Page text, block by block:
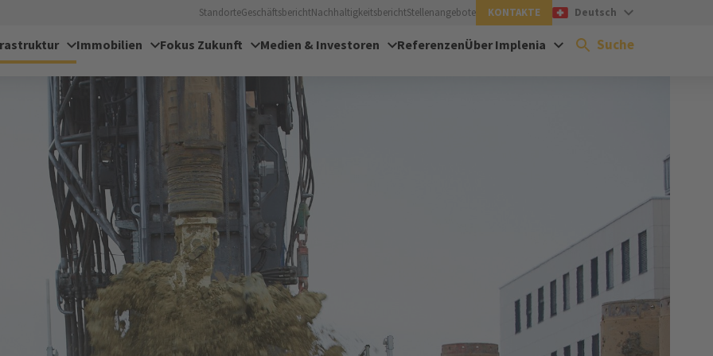
StandorteGeschäftsberichtNachhaltigkeitsberichtStellenangebote KONTAKTE Deutsch
Immobilien Fokus Zukunft Medien & Investoren ReferenzenÜber Implenia Suche